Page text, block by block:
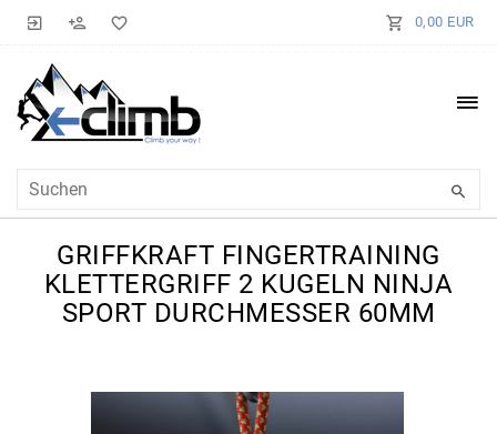
0,00 EUR
GRIFFKRAFT FINGERTRAINING
KLETTERGRIFF 2 KUGELN NINJA
SPORT DURCHMESSER 60MM